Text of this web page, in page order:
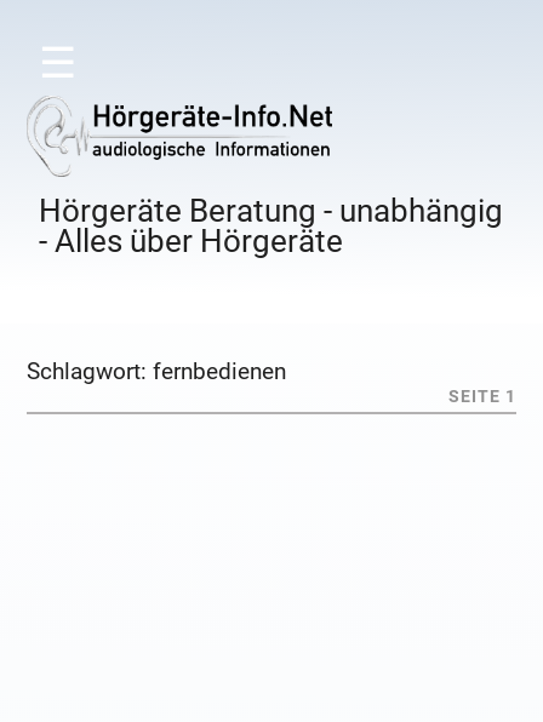
☰
Hörgeräte Beratung - unabhängig
- Alles über Hörgeräte
Schlagwort:fernbedienen
SEITE 1